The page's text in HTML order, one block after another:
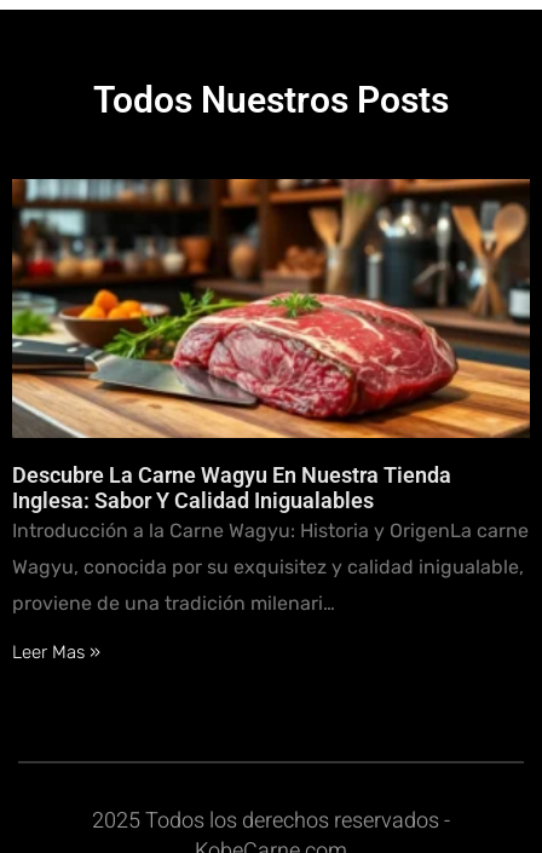
Todos Nuestros Posts
Descubre La Carne Wagyu En Nuestra Tienda
Inglesa: Sabor Y Calidad Inigualables
Introducción a la Carne Wagyu: Historia y OrigenLa carne
Wagyu, conocida por su exquisitez y calidad inigualable,
proviene de una tradición milenari…
Leer Mas »
2025 Todos los derechos reservados -